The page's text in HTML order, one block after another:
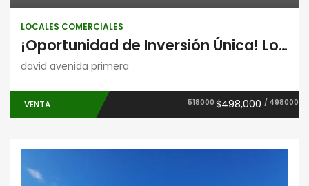
LOCALES COMERCIALES
¡Oportunidad de Inversión Única! Lote Comercial al Lado del Hotel Los Rivera, David
david avenida primera
VENTA 518000 $498,000 / 498000